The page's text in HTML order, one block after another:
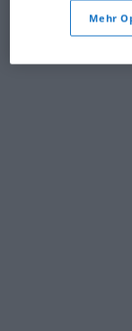
Mehr